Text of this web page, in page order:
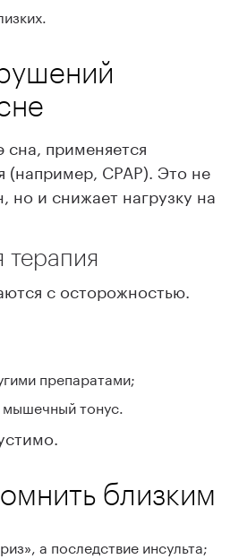
сна, применяется
(например, CPAP). Это не
но и снижает нагрузку на
терапия
с осторожностью.
препаратами;
мышечный тонус.
близким
а последствие инсульта;